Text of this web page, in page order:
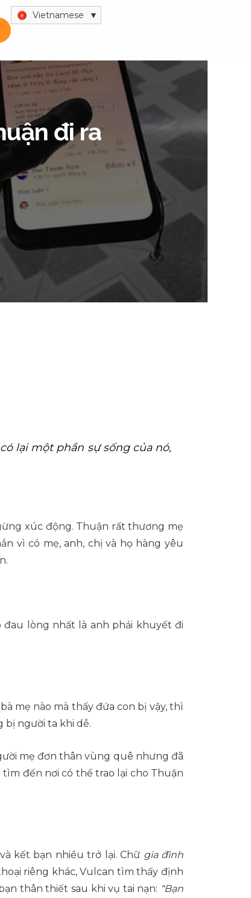
Vietnamese
đi ra
lại một phần sự sống của nó,
xúc động. Thuận rất thương mẹ
vì có mẹ, anh, chị và họ hàng yêu
đau lòng nhất là anh phải khuyết đi
mẹ nào mà thấy đứa con bị vậy, thì
bị người ta khi dễ.
mẹ đơn thân vùng quê nhưng đã
tìm đến nơi có thể trao lại cho Thuận
kết bạn nhiều trở lại. Chữ gia đình
riêng khác, Vulcan tìm thấy định
thân thiết sau khi vụ tai nạn: “Bạn